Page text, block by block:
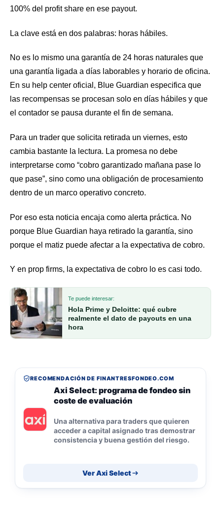
100% del profit share en ese payout.
La clave está en dos palabras: horas hábiles.
No es lo mismo una garantía de 24 horas naturales que
una garantía ligada a días laborables y horario de oficina.
En su help center oficial, Blue Guardian especifica que
las recompensas se procesan solo en días hábiles y que
el contador se pausa durante el fin de semana.
Para un trader que solicita retirada un viernes, esto
cambia bastante la lectura. La promesa no debe
interpretarse como “cobro garantizado mañana pase lo
que pase”, sino como una obligación de procesamiento
dentro de un marco operativo concreto.
Por eso esta noticia encaja como alerta práctica. No
porque Blue Guardian haya retirado la garantía, sino
porque el matiz puede afectar a la expectativa de cobro.
Y en prop firms, la expectativa de cobro lo es casi todo.
Te puede interesar:
Hola Prime y Deloitte: qué cubre
realmente el dato de payouts en una
hora
RECOMENDACIÓN DE FINANTRESFONDEO.COM
Axi Select: programa de fondeo sin
coste de evaluación
Una alternativa para traders que quieren
acceder a capital asignado tras demostrar
consistencia y buena gestión del riesgo.
Ver Axi Select